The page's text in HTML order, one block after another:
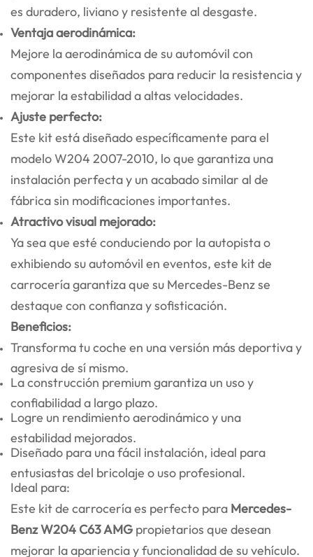
es duradero, liviano y resistente al desgaste.
Ventaja aerodinámica:
Mejore la aerodinámica de su automóvil con
componentes diseñados para reducir la resistencia y
mejorar la estabilidad a altas velocidades.
Ajuste perfecto:
Este kit está diseñado específicamente para el
modelo W204 2007-2010, lo que garantiza una
instalación perfecta y un acabado similar al de
fábrica sin modificaciones importantes.
Atractivo visual mejorado:
Ya sea que esté conduciendo por la autopista o
exhibiendo su automóvil en eventos, este kit de
carrocería garantiza que su Mercedes-Benz se
destaque con confianza y sofisticación.
Beneficios:
Transforma tu coche en una versión más deportiva y
agresiva de sí mismo.
La construcción premium garantiza un uso y
confiabilidad a largo plazo.
Logre un rendimiento aerodinámico y una
estabilidad mejorados.
Diseñado para una fácil instalación, ideal para
entusiastas del bricolaje o uso profesional.
Ideal para:
Este kit de carrocería es perfecto para Mercedes-
Benz W204 C63 AMG propietarios que desean
mejorar la apariencia y funcionalidad de su vehículo.